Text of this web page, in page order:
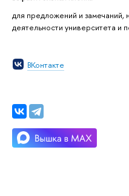
для предложений и замечаний,
деятельности университета и
ВКонтакте